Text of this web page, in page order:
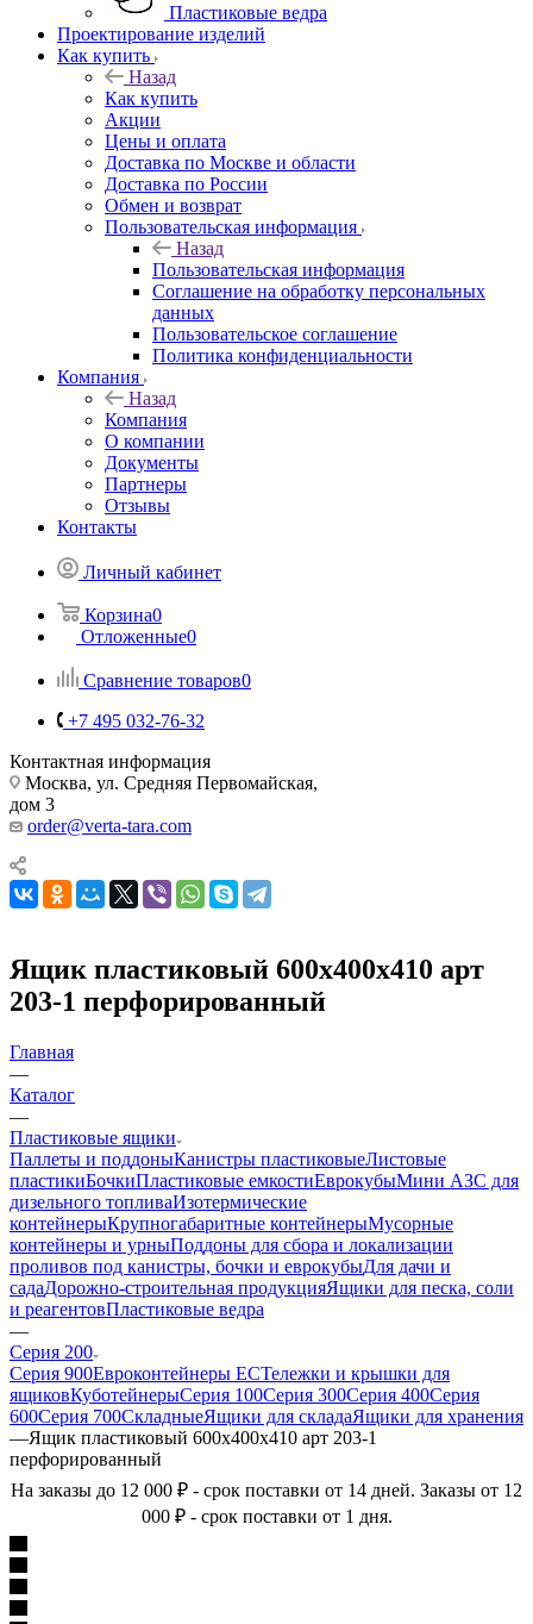
Пластиковые ведра
Проектирование изделий
Как купить
Назад
Как купить
Акции
Цены и оплата
Доставка по Москве и области
Доставка по России
Обмен и возврат
Пользовательская информация
Назад
Пользовательская информация
Соглашение на обработку персональных
данных
Пользовательское соглашение
Политика конфиденциальности
Компания
Назад
Компания
О компании
Документы
Партнеры
Отзывы
Контакты
Личный кабинет
Корзина0
Отложенные0
Сравнение товаров0
+7 495 032-76-32
Контактная информация
Москва, ул. Средняя Первомайская,
дом 3
order@verta-tara.com
Ящик пластиковый 600х400х410 арт
203-1 перфорированный
Главная
—
Каталог
—
Пластиковые ящики
Паллеты и поддоныКанистры пластиковыеЛистовые
пластикиБочкиПластиковые емкостиЕврокубыМини АЗС для
дизельного топливаИзотермические
контейнерыКрупногабаритные контейнерыМусорные
контейнеры и урныПоддоны для сбора и локализации
проливов под канистры, бочки и еврокубыДля дачи и
садаДорожно-строительная продукцияЯщики для песка, соли
и реагентовПластиковые ведра
—
Серия 200
Серия 900Евроконтейнеры ЕСТележки и крышки для
ящиковКуботейнерыСерия 100Серия 300Серия 400Серия
600Серия 700СкладныеЯщики для складаЯщики для хранения
—Ящик пластиковый 600х400х410 арт 203-1
перфорированный
На заказы до 12 000 ₽ - срок поставки от 14 дней. Заказы от 12
000 ₽ - срок поставки от 1 дня.